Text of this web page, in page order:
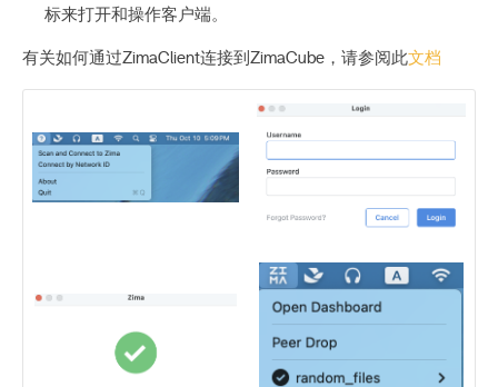
标来打开和操作客户端。
有关如何通过ZimaClient连接到ZimaCube，请参阅此文档